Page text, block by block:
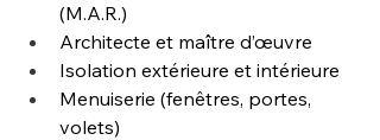
(M.A.R.)
Architecte et maître d’œuvre
Isolation extérieure et intérieure
Menuiserie (fenêtres, portes,
volets)